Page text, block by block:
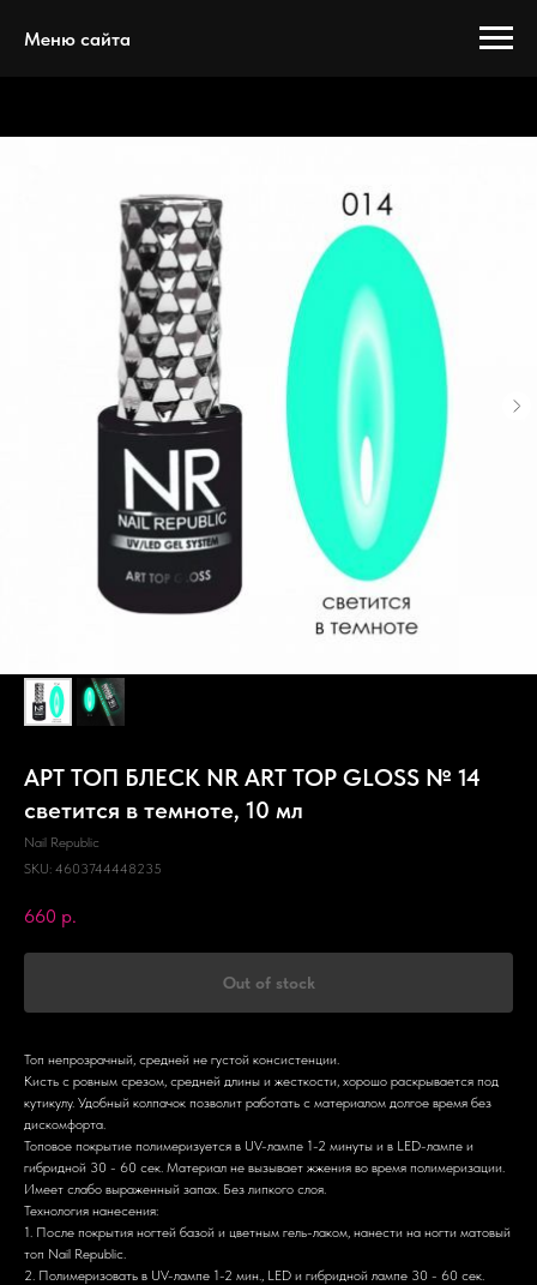
Меню сайта
АРТ ТОП БЛЕСК NR ART TOP GLOSS № 14
светится в темноте, 10 мл
Nail Republic
SKU: 4603744448235
660 р.
Out of stock
Топ непрозрачный, средней не густой консистенции.
Кисть с ровным срезом, средней длины и жесткости, хорошо раскрывается под
кутикулу. Удобный колпачок позволит работать с материалом долгое время без
дискомфорта.
Топовое покрытие полимеризуется в UV-лампе 1-2 минуты и в LED-лампе и
гибридной 30 - 60 сек. Материал не вызывает жжения во время полимеризации.
Имеет слабо выраженный запах. Без липкого слоя.
Технология нанесения:
1. После покрытия ногтей базой и цветным гель-лаком, нанести на ногти матовый
топ Nail Republic.
2. Полимеризовать в UV-лампе 1-2 мин., LED и гибридной лампе 30 - 60 сек.